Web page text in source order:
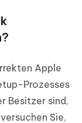
Apple
Prozesses
Besitzer sind,
Sie,